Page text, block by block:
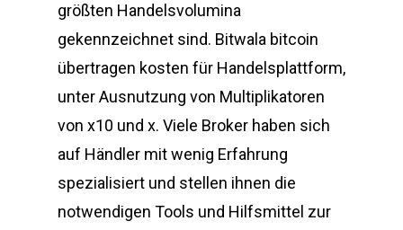
größten Handelsvolumina
gekennzeichnet sind. Bitwala bitcoin
übertragen kosten für Handelsplattform,
unter Ausnutzung von Multiplikatoren
von x10 und x. Viele Broker haben sich
auf Händler mit wenig Erfahrung
spezialisiert und stellen ihnen die
notwendigen Tools und Hilfsmittel zur